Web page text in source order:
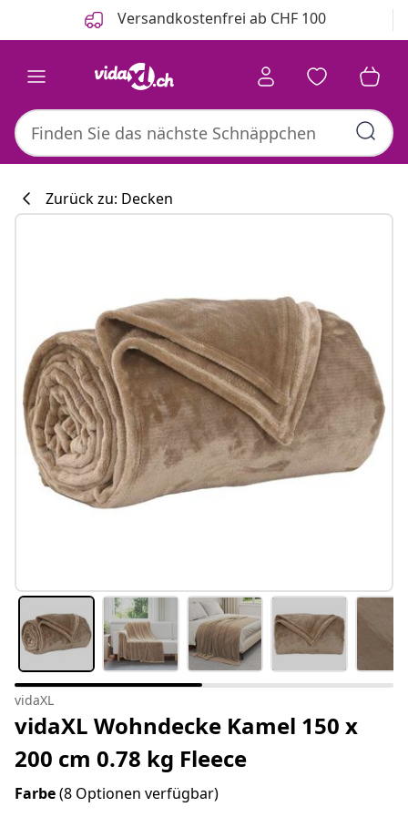
Versandkostenfrei ab CHF 100
Zurück zu: Decken
vidaXL
vidaXL Wohndecke Kamel 150 x
200 cm 0.78 kg Fleece
Farbe(8 Optionen verfügbar)